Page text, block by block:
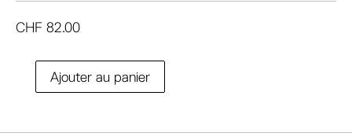
CHF 82.00
quantitéAjouter au panier
e